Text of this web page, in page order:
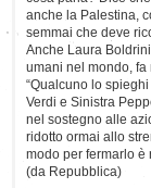
anche la Palestina,
semmai che deve
Anche Laura
umani nel mondo, fa
“Qualcuno lo
Verdi e Sinistra
nel sostegno alle
ridotto ormai allo
modo per fermarlo è
(da Repubblica)